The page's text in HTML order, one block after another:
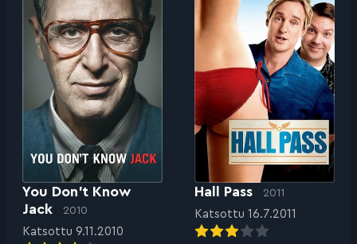
You Don’t Know
Jack
2010
Katsottu 9.11.2010
Hall Pass 2011
Katsottu 16.7.2011